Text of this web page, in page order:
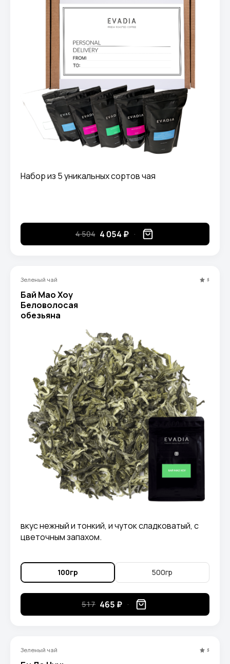
Набор из 5 уникальных сортов чая
4 504 4 054 ₽
Зеленый чай 5
Бай Мао Хоу
Беловолосая
обезьяна
вкус нежный и тонкий, и чуток сладковатый, с
цветочным запахом.
100гр 500гр
517 465 ₽
Зеленый чай 5